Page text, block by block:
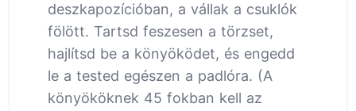
deszkapozícióban, a vállak a csuklók
fölött. Tartsd feszesen a törzset,
hajlítsd be a könyöködet, és engedd
le a tested egészen a padlóra. (A
könyököknek 45 fokban kell az